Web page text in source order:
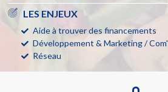
LES ENJEUX
Aide à trouver des financements
Développement & Marketing / Com'
Réseau